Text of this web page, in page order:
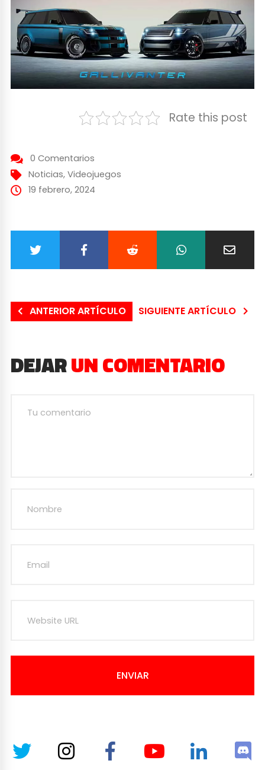
Rate this post
0 Comentarios
Noticias, Videojuegos
19 febrero, 2024
ANTERIOR ARTÍCULO SIGUIENTE ARTÍCULO
DEJARUN COMENTARIO
ENVIAR